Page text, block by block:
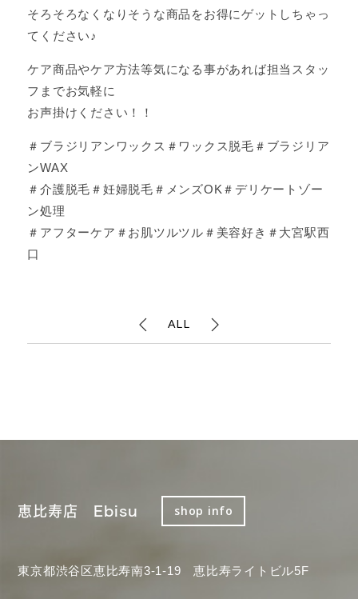
そろそろなくなりそうな商品をお得にゲットしちゃっ
てください♪
ケア商品やケア方法等気になる事があれば担当スタッ
フまでお気軽に
お声掛けください！！
＃ブラジリアンワックス＃ワックス脱毛＃ブラジリア
ンWAX
＃介護脱毛＃妊婦脱毛＃メンズOK＃デリケートゾー
ン処理
＃アフターケア＃お肌ツルツル＃美容好き＃大宮駅西
口
ALL
恵比寿店 Ebisu shop info
東京都渋谷区恵比寿南3-1-19 恵比寿ライトビル5F